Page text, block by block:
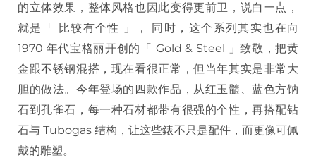
的立体效果，整体风格也因此变得更前卫，说白一点，
就是「 比较有个性 」， 同时，这个系列其实也在向
1970 年代宝格丽开创的「 Gold & Steel 」致敬，把黄
金跟不锈钢混搭，现在看很正常，但当年其实是非常大
胆的做法。今年登场的四款作品，从红玉髓、蓝色方钠
石到孔雀石，每一种石材都带有很强的个性，再搭配钻
石与 Tubogas 结构，让这些錶不只是配件，而更像可佩
戴的雕塑。